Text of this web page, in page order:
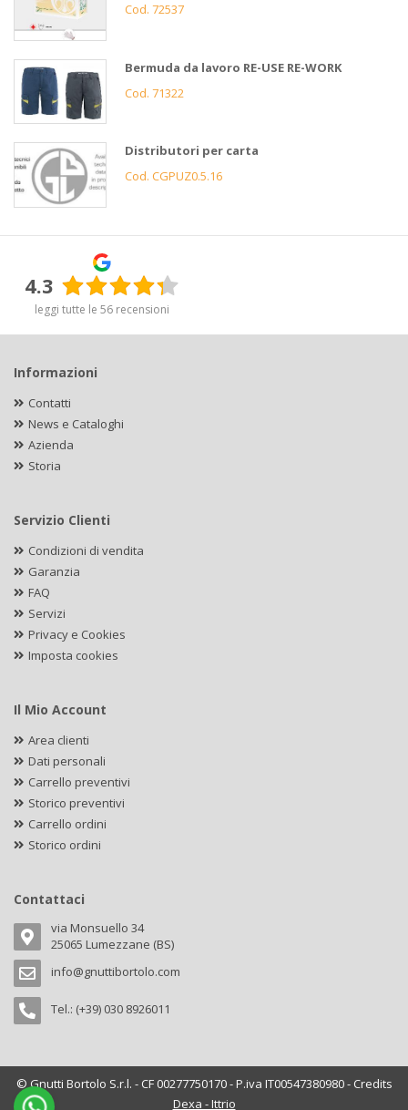
Cod. 72537
Bermuda da lavoro RE-USE RE-WORK
Cod. 71322
Distributori per carta
Cod. CGPUZ0.5.16
4.3
leggi tutte le 56 recensioni
Informazioni
Contatti
News e Cataloghi
Azienda
Storia
Servizio Clienti
Condizioni di vendita
Garanzia
FAQ
Servizi
Privacy e Cookies
Imposta cookies
Il Mio Account
Area clienti
Dati personali
Carrello preventivi
Storico preventivi
Carrello ordini
Storico ordini
Contattaci
via Monsuello 34
25065 Lumezzane (BS)
info@gnuttibortolo.com
Tel.: (+39) 030 8926011
© Gnutti Bortolo S.r.l. - CF 00277750170 - P.iva IT00547380980 - Credits
Dexa - Ittrio